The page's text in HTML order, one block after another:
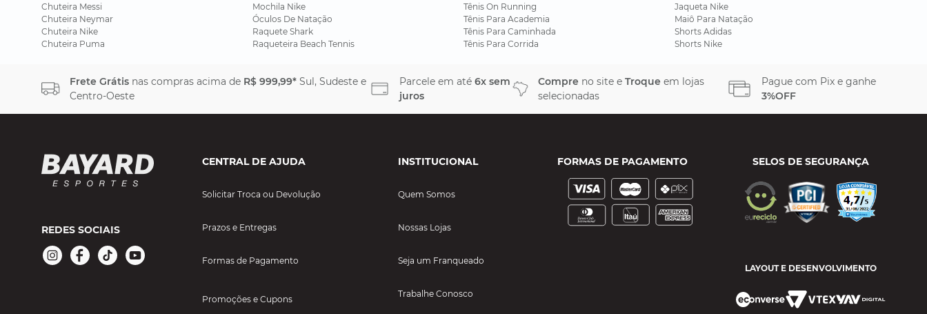
Chuteira Messi
Chuteira Neymar
Chuteira Nike
Chuteira Puma
Mochila Nike
Óculos De Natação
Raquete Shark
Raqueteira Beach Tennis
Tênis On Running
Tênis Para Academia
Tênis Para Caminhada
Tênis Para Corrida
Jaqueta Nike
Maiô Para Natação
Shorts Adidas
Shorts Nike
Frete Grátis nas compras acima de R$ 999,99* Sul, Sudeste e
Centro-Oeste
Parcele em até 6x sem
juros
Compre no site e Troque em lojas
selecionadas
Pague com Pix e ganhe
3%OFF
REDES SOCIAIS
CENTRAL DE AJUDA
Solicitar Troca ou Devolução
Prazos e Entregas
Formas de Pagamento
Promoções e Cupons
INSTITUCIONAL
Quem Somos
Nossas Lojas
Seja um Franqueado
Trabalhe Conosco
FORMAS DE PAGAMENTO SELOS DE SEGURANÇA
LAYOUT E DESENVOLVIMENTO